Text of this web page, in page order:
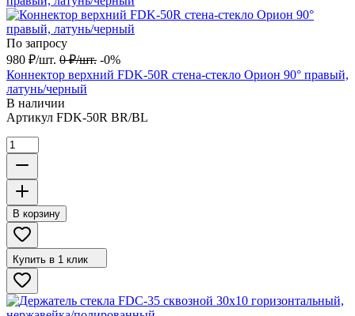
По запросу
980 ₽/шт. 0 ₽/шт. -0%
Коннектор верхний FDK-50R стена-стекло Орион 90° правый,
латунь/черный
В наличии
Артикул FDK-50R BR/BL
В корзину
Купить в 1 клик